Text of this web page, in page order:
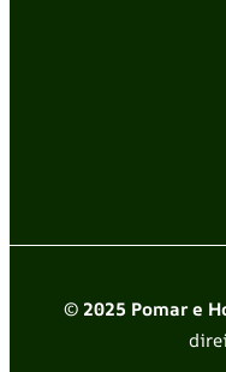
© 2025 Pomar e